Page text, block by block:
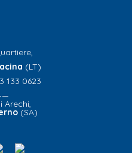
(LT)
133 0623
Arechi,
(SA)